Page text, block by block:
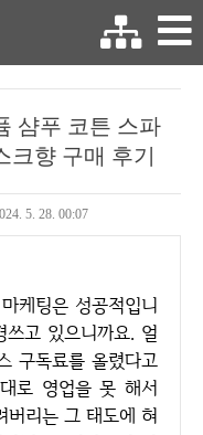
샴푸 코튼 스파
향 구매 후기
5. 28. 00:07
고 있으니까요. 얼
구독료를 올렸다고
로 영업을 못 해서
버리는 그 태도에 혀